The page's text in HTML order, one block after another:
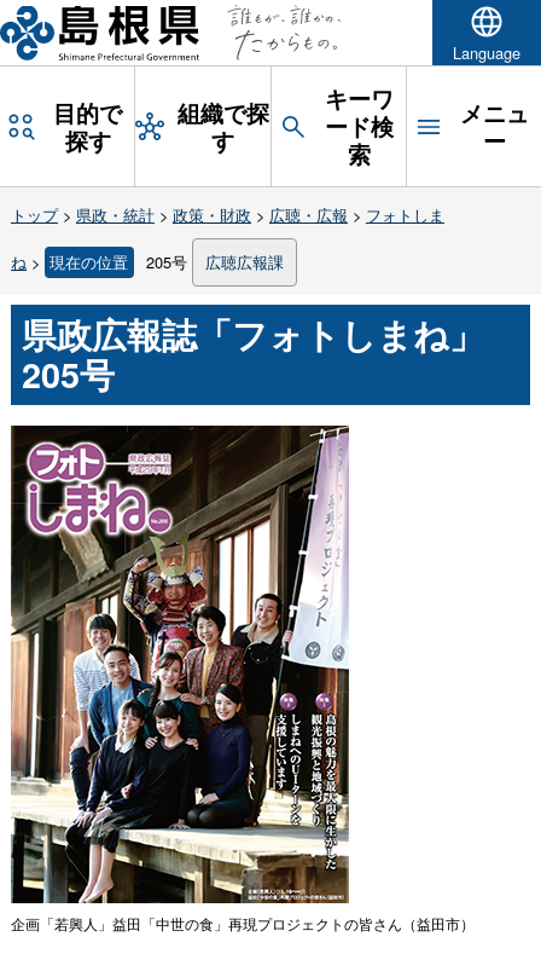
Language
目的で
探す
組織で探
す
キーワ
ード検
索
メニュ
ー
トップ> 県政・統計> 政策・財政 > 広聴・広報 > フォトしま
ね> 現在の位置 205号 広聴広報課
県政広報誌「フォトしまね」
205号
企画「若興人」益田「中世の食」再現プロジェクトの皆さん（益田市）